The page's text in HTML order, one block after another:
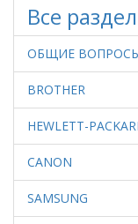
Все
ОБЩИЕ
BROTHER
HEWLETT-
CANON
SAMSUNG